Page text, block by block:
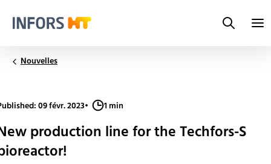
Search
Nouvelles
09 févr. 2023• 1 min
production line for the Techfors-S